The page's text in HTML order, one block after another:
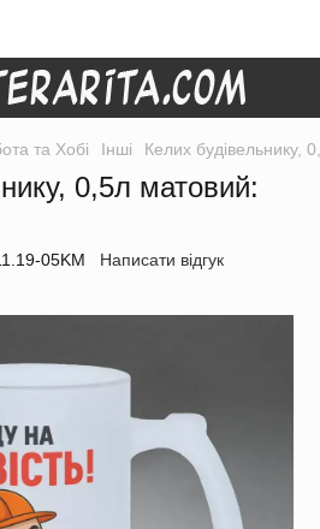
та Хобі Інші Келих будівельнику,
0,5л матовий:
05KM Написати відгук